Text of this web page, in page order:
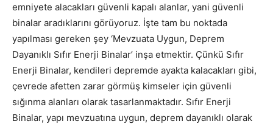
emniyete alacakları güvenli kapalı alanlar, yani güvenli
binalar aradıklarını görüyoruz. İşte tam bu noktada
yapılması gereken şey ‘Mevzuata Uygun, Deprem
Dayanıklı Sıfır Enerji Binalar’ inşa etmektir. Çünkü Sıfır
Enerji Binalar, kendileri depremde ayakta kalacakları gibi,
çevrede afetten zarar görmüş kimseler için güvenli
sığınma alanları olarak tasarlanmaktadır. Sıfır Enerji
Binalar, yapı mevzuatına uygun, deprem dayanıklı olarak